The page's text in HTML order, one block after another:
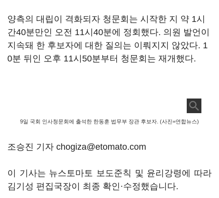
양측의 대립이 격화되자 청문회는 시작한 지 약 1시
간40분만인 오전 11시40분에 정회했다. 의원 발언이
지속돼 한 후보자에 대한 질의는 이뤄지지 않았다. 1
0분 뒤인 오후 11시50분부터 청문회는 재개했다.
9일 국회 인사청문회에 출석한 한동훈 법무부 장관 후보자. (사진=연합뉴스)
조승진 기자 chogiza@etomato.com
이 기사는 뉴스토마토 보도준칙 및 윤리강령에 따라
김기성 편집국장이 최종 확인·수정했습니다.